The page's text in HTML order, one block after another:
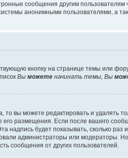
сообщения другим
анонимными пользователями, а
кнопку на странице темы или
Вы можете начинать темы, Вы
вы можете редактировать и удалять
размещения. Если после вашего
надпись будет показывать, сколько
администраторы или модераторы.
сообщения от других пользователей.